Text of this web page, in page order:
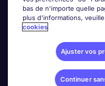
Contact
Les avis Google
Nos offres d'emploi
bas de n'importe quelle
plus d'informations,
cookies
Ajuster vos
Continuer